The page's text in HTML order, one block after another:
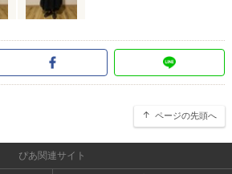
ページの先頭へ
ぴあ関連サイト